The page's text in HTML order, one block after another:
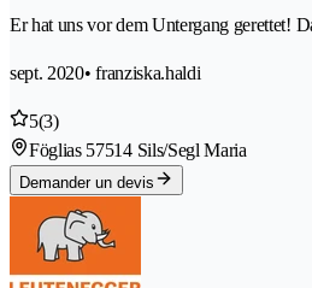
Er hat uns vor dem Untergang gerettet!
sept. 2020• franziska.haldi
5(3)
Föglias 57514 Sils/Segl Maria
Demander un devis